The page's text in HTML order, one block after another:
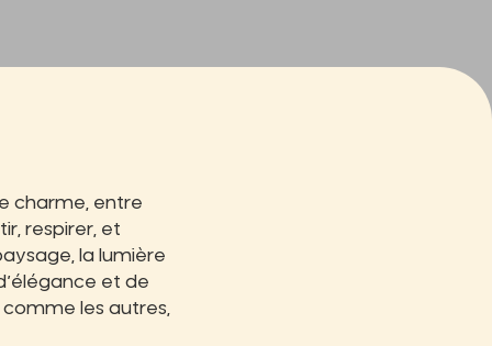
charme, entre
respirer, et
la lumière
et de
comme les autres,